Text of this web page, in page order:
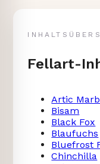
Fellart-
Artic
Bisam
Black Fox
Blaufuchs
Bluefrost
Chinchilla